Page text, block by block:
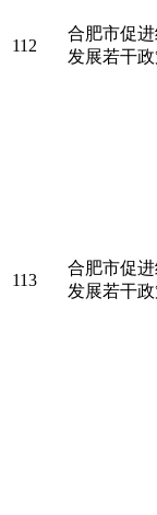
112
合肥市促
发展若干政
113
合肥市促
发展若干政